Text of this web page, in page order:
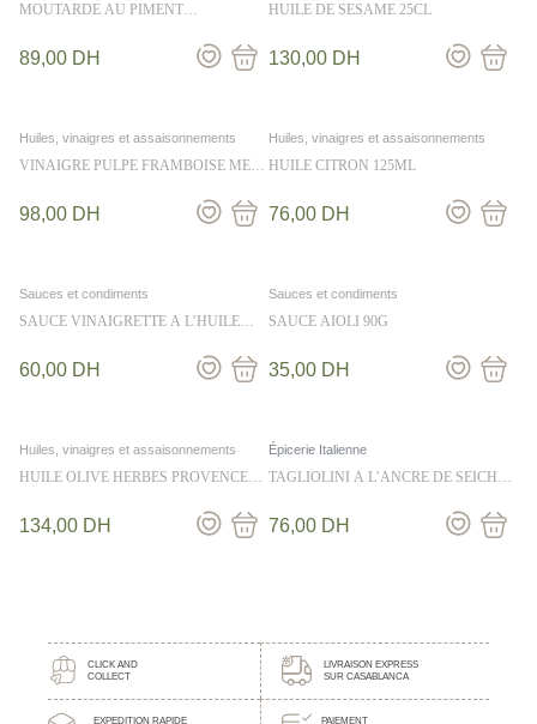
MOUTARDE AU PIMENT
89,00 DH
HUILE DE SESAME 25CL
130,00 DH
Huiles, vinaigres et assaisonnements
VINAIGRE PULPE FRAMBOISE MES
98,00 DH
Huiles, vinaigres et assaisonnements
HUILE CITRON 125ML
76,00 DH
Sauces et condiments
SAUCE VINAIGRETTE A L’HUILE
60,00 DH
Sauces et condiments
SAUCE AIOLI 90G
35,00 DH
Huiles, vinaigres et assaisonnements
HUILE OLIVE HERBES PROVENCE
134,00 DH
Épicerie Italienne
TAGLIOLINI A L’ANCRE DE SEICHE
76,00 DH
CLICK AND
COLLECT
LIVRAISON EXPRESS
SUR CASABLANCA
EXPEDITION RAPIDE
PAIEMENT